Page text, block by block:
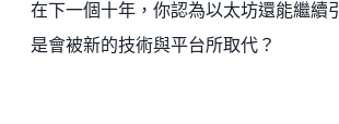
在下一個十年，你認為以太坊還能繼續
是會被新的技術與平台所取代？